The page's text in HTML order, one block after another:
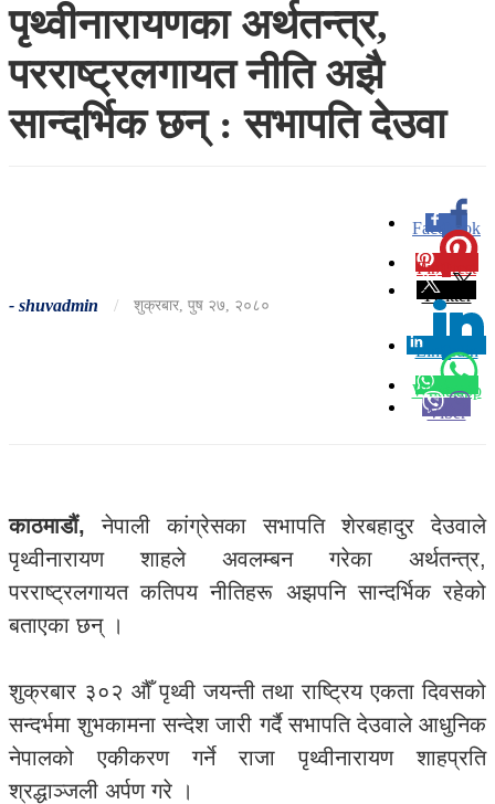
पृथ्वीनारायणका अर्थतन्त्र,
परराष्ट्रलगायत नीति अझै
सान्दर्भिक छन् : सभापति देउवा
- shuvadmin / शुक्रबार, पुष २७, २०८०
Facebook
0
Pinterest
Twitter
Linkedin
0
Whatsapp
Viber
काठमाडौं,नेपाली कांग्रेसका सभापति शेरबहादुर देउवाले
पृथ्वीनारायण शाहले अवलम्बन गरेका अर्थतन्त्र,
परराष्ट्रलगायत कतिपय नीतिहरू अझपनि सान्दर्भिक रहेको
बताएका छन् ।
शुक्रबार ३०२ औँ पृथ्वी जयन्ती तथा राष्ट्रिय एकता दिवसको
सन्दर्भमा शुभकामना सन्देश जारी गर्दै सभापति देउवाले आधुनिक
नेपालको एकीकरण गर्ने राजा पृथ्वीनारायण शाहप्रति
श्रद्धाञ्जली अर्पण गरे ।